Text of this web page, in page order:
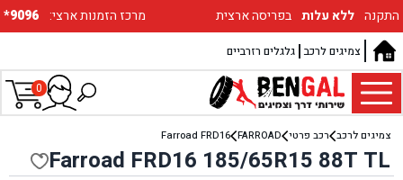
*9096 :מרכז הזמנות ארצי התקנה ללא עלות בפריסה ארצית
גלגלים רזרביים צמיגים לרכב
0
צמיגים לרכב רכב פרטי FARROAD
Farroad FRD16
Farroad FRD16 185/65R15 88T TL